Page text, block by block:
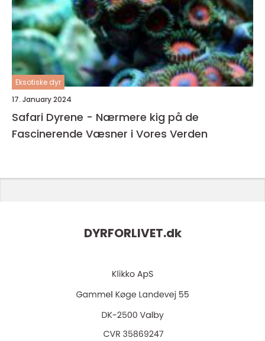
Eksotiske dyr
17. January 2024
Safari Dyrene - Nærmere kig på de
Fascinerende Væsner i Vores Verden
DYRFORLIVET.dk